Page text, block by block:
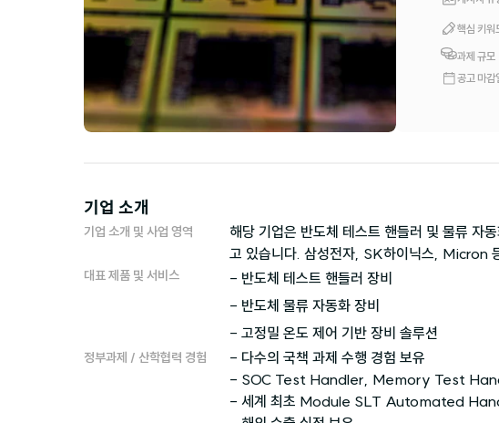
핵심 키워
과제 규모
공고 마감
기업 소개
기업 소개 및 사업 영역
해당 기업은 반도체 테스트 핸들러 및 물류 자
고 있습니다. 삼성전자, SK하이닉스, Micron
대표 제품 및 서비스
- 반도체 테스트 핸들러 장비
- 반도체 물류 자동화 장비
정부과제 / 산학협력 경험
- 다수의 국책 과제 수행 경험 보유
- SOC Test Handler, Memory Test
- 세계 최초 Module SLT Automated